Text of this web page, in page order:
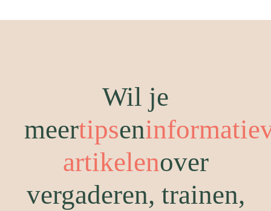
Wil je
meertipsen
artikelenover
vergaderen, trainen,